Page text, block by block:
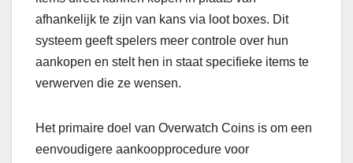
afhankelijk te zijn van kans via loot boxes. Dit
systeem geeft spelers meer controle over hun
aankopen en stelt hen in staat specifieke items te
verwerven die ze wensen.
Het primaire doel van Overwatch Coins is om een
eenvoudigere aankoopprocedure voor